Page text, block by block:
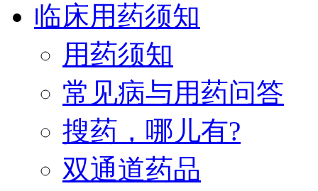
临床用药须知
用药须知
常见病与用药问答
搜药，哪儿有?
双通道药品